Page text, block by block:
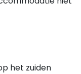
het zuiden